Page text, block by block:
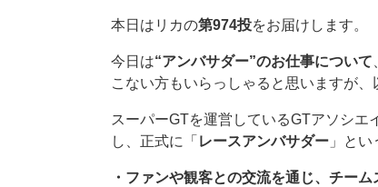
本日はリカの第974投をお届けします。
今日は“アンバサダー”のお仕事について
こない方もいらっしゃると思いますが、
スーパーGTを運営しているGTアソシ
し、正式に「 レースアンバサダー 」と
・ファンや観客との交流を通じ、チー